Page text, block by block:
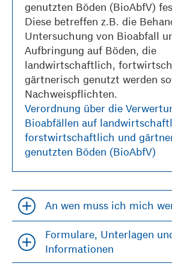
genutzten Böden (BioAbfV)
Diese betreffen z.B. die
Untersuchung von Bioabfall
Aufbringung auf Böden, die
landwirtschaftlich,
gärtnerisch genutzt werden
Nachweispflichten.
Verordnung über die
Bioabfällen auf
forstwirtschaftlich und
genutzten Böden (BioAbfV)
Accordion öfffnen und schließen
An wen muss ich mich
Accordion öfffnen und schließen
Formulare, Unterlagen
Informationen